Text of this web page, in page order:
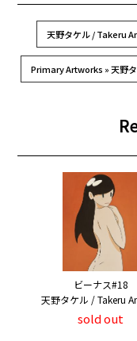
天野タケル / Takeru
Primary Artworks » 天野
ビーナス#18
天野タケル / Takeru
sold out